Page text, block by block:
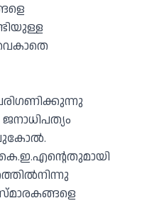
കെ.ഇ.എൻ്റെതുമായി